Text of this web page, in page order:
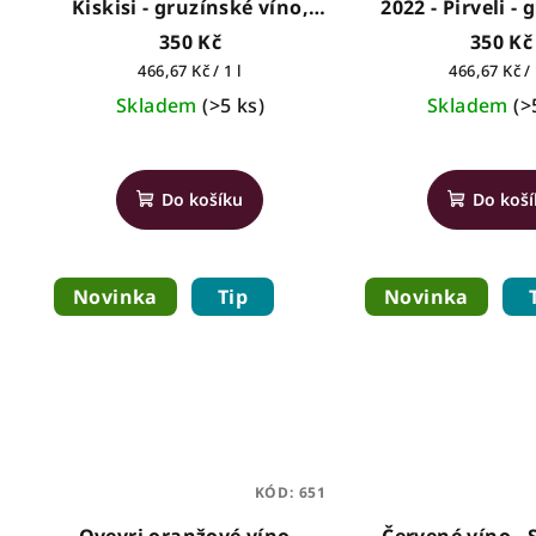
Kiskisi - gruzínské víno,
0,75l
350 Kč
Měrná
cena:
466,67 Kč / 1 l
Skladem(>5 ks)
Do košíku
2022 - Pirveli -
víno,
350 Kč
Měrná
cena:
466,67 Kč /
Skladem
Do
Novinka Tip
KÓD: 651
Novinka